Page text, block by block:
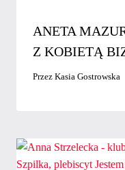
ANETA
Z KOBIETĄ
Przez Kasia Gostrowska